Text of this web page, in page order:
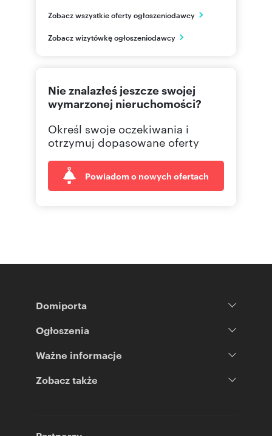
Olsztyn
PL
Zobacz wszystkie oferty ogłoszeniodawcy
Zobacz wizytówkę ogłoszeniodawcy
Nie znalazłeś jeszcze swojej
wymarzonej nieruchomości?
Określ swoje oczekiwania i
otrzymuj dopasowane oferty
Powiadom o nowych ofertach
Domiporta
Ogłoszenia
Ważne informacje
Zobacz także